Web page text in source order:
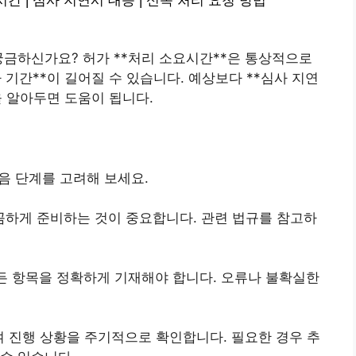
하신가요? 허가 **처리 소요시간**은 통상적으로
간**이 길어질 수 있습니다. 예상보다 **심사 지연
아두면 도움이 됩니다.
단계를 고려해 보세요.
게 준비하는 것이 중요합니다. 관련 법규를 참고하
목을 정확하게 기재해야 합니다. 오류나 불확실한
행 상황을 주기적으로 확인합니다. 필요한 경우 추